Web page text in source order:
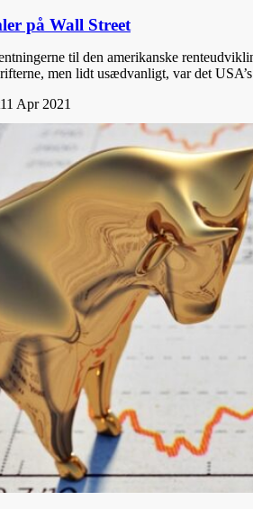
på Wall Street
til den amerikanske
men lidt usædvanligt, var det
11 Apr 2021